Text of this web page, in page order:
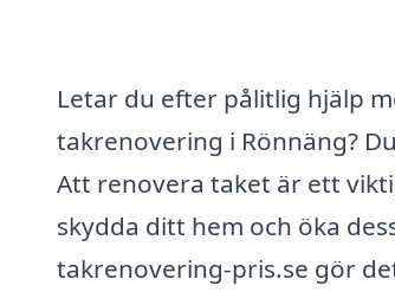
Letar du efter pålitlig hjälp
takrenovering i Rönnäng?
Att renovera taket är ett
skydda ditt hem och öka
takrenovering-pris.se gör